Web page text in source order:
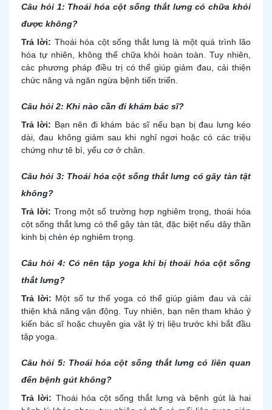
Câu hỏi 1: Thoái hóa cột sống thắt lưng có chữa khỏi
được không?
Trả lời: Thoái hóa cột sống thắt lưng là một quá trình lão
hóa tự nhiên, không thể chữa khỏi hoàn toàn. Tuy nhiên,
các phương pháp điều trị có thể giúp giảm đau, cải thiện
chức năng và ngăn ngừa bệnh tiến triển.
Câu hỏi 2: Khi nào cần đi khám bác sĩ?
Trả lời: Bạn nên đi khám bác sĩ nếu bạn bị đau lưng kéo
dài, đau không giảm sau khi nghỉ ngơi hoặc có các triệu
chứng như tê bì, yếu cơ ở chân.
Câu hỏi 3: Thoái hóa cột sống thắt lưng có gây tàn tật
không?
Trả lời: Trong một số trường hợp nghiêm trọng, thoái hóa
cột sống thắt lưng có thể gây tàn tật, đặc biệt nếu dây thần
kinh bị chèn ép nghiêm trọng.
Câu hỏi 4: Có nên tập yoga khi bị thoái hóa cột sống
thắt lưng?
Trả lời: Một số tư thế yoga có thể giúp giảm đau và cải
thiện khả năng vận động. Tuy nhiên, bạn nên tham khảo ý
kiến bác sĩ hoặc chuyên gia vật lý trị liệu trước khi bắt đầu
tập yoga.
Câu hỏi 5: Thoái hóa cột sống thắt lưng có liên quan
đến bệnh gút không?
Trả lời: Thoái hóa cột sống thắt lưng và bệnh gút là hai